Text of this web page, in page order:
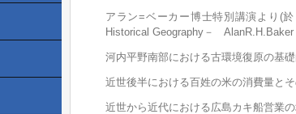
アラン=ベーカー博士特別講演より(
Historical Geography－
河内平野南部における古環境復原の基
近世後半における百姓の米の消費量と
近世から近代における広島カキ船営業